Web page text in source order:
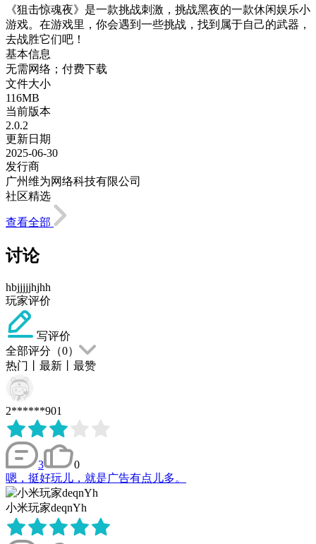
《狙击惊魂夜》是一款挑战刺激，挑战黑夜的一款休闲娱乐小
游戏。在游戏里，你会遇到一些挑战，找到属于自己的武器，
去战胜它们吧！
基本信息
无需网络；付费下载
文件大小
116MB
当前版本
2.0.2
更新日期
2025-06-30
发行商
广州维为网络科技有限公司
社区精选
查看全部
讨论
hbjjjjjhjhh
玩家评价
写评价
全部评分（0）
热门
最新 最赞
2******901
3
0
嗯，挺好玩儿，就是广告有点儿多。
小米玩家deqnYh